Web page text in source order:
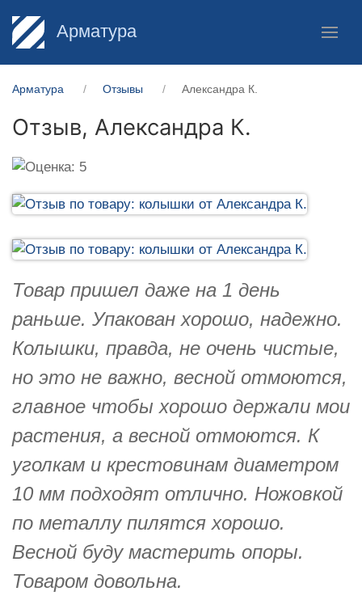
Арматура
Арматура Отзывы Александра К.
Отзыв, Александра К.
Товар пришел даже на 1 день
раньше. Упакован хорошо, надежно.
Колышки, правда, не очень чистые,
но это не важно, весной отмоются,
главное чтобы хорошо держали мои
растения, а весной отмоются. К
уголкам и крестовинам диаметром
10 мм подходят отлично. Ножовкой
по металлу пилятся хорошо.
Весной буду мастерить опоры.
Товаром довольна.